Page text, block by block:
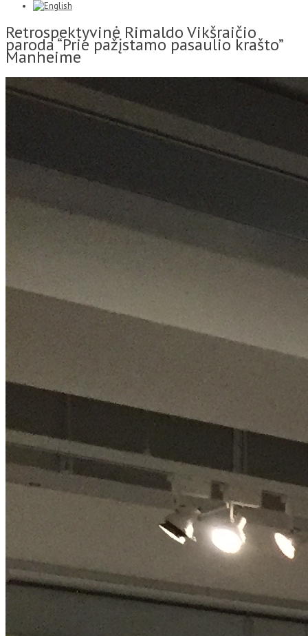
Retrospektyvinė Rimaldo Vikšraičio
paroda “Prie pažįstamo pasaulio krašto”
Manheime